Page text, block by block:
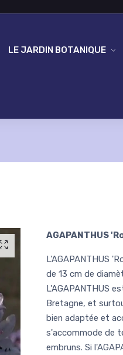
LE JARDIN BOTANIQUE
AGAPANTHUS
L'AGAPANTHUS
de 13 cm de
L'AGAPANTHUS
Bretagne, et
bien adaptée et
s'accommode de
embruns. Si